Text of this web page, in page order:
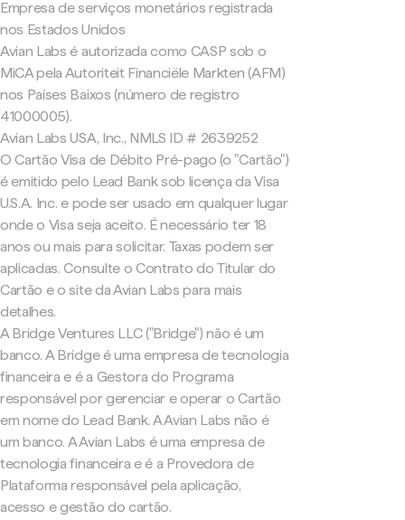
Empresa de serviços monetários registrada
nos Estados Unidos
Avian Labs é autorizada como CASP sob o
MiCA pela Autoriteit Financiële Markten (AFM)
nos Países Baixos (número de registro
41000005).
Avian Labs USA, Inc., NMLS ID # 2639252
O Cartão Visa de Débito Pré-pago (o "Cartão")
é emitido pelo Lead Bank sob licença da Visa
U.S.A. Inc. e pode ser usado em qualquer lugar
onde o Visa seja aceito. É necessário ter 18
anos ou mais para solicitar. Taxas podem ser
aplicadas. Consulte o Contrato do Titular do
Cartão e o site da Avian Labs para mais
detalhes.
A Bridge Ventures LLC ("Bridge") não é um
banco. A Bridge é uma empresa de tecnologia
financeira e é a Gestora do Programa
responsável por gerenciar e operar o Cartão
em nome do Lead Bank. A Avian Labs não é
um banco. A Avian Labs é uma empresa de
tecnologia financeira e é a Provedora de
Plataforma responsável pela aplicação,
acesso e gestão do cartão.